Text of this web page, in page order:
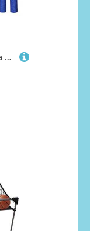
Nerf N-Strike SharpFire Delta Blaster